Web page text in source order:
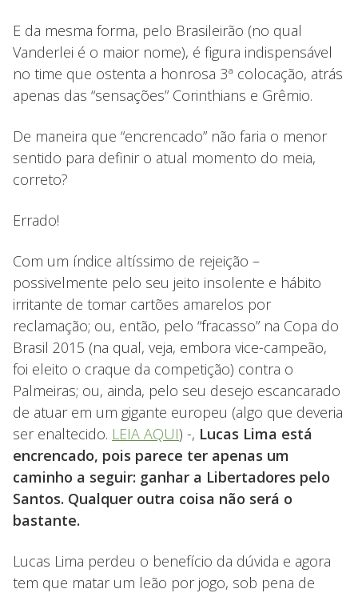
E da mesma forma, pelo Brasileirão (no qual
Vanderlei é o maior nome), é figura indispensável
no time que ostenta a honrosa 3ª colocação, atrás
apenas das “sensações” Corinthians e Grêmio.
De maneira que “encrencado” não faria o menor
sentido para definir o atual momento do meia,
correto?
Errado!
Com um índice altíssimo de rejeição –
possivelmente pelo seu jeito insolente e hábito
irritante de tomar cartões amarelos por
reclamação; ou, então, pelo “fracasso” na Copa do
Brasil 2015 (na qual, veja, embora vice-campeão,
foi eleito o craque da competição) contra o
Palmeiras; ou, ainda, pelo seu desejo escancarado
de atuar em um gigante europeu (algo que deveria
ser enaltecido. LEIA AQUI) -, Lucas Lima está
encrencado, pois parece ter apenas um
caminho a seguir: ganhar a Libertadores pelo
Santos. Qualquer outra coisa não será o
bastante.
Lucas Lima perdeu o benefício da dúvida e agora
tem que matar um leão por jogo, sob pena de